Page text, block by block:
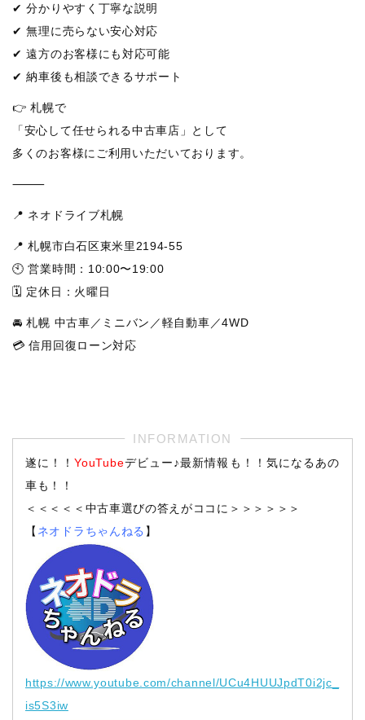
✔ 分かりやすく丁寧な説明
✔ 無理に売らない安心対応
✔ 遠方のお客様にも対応可能
✔ 納車後も相談できるサポート
👉 札幌で
「安心して任せられる中古車店」として
多くのお客様にご利用いただいております。
⸻
📍 ネオドライブ札幌
📍 札幌市白石区東米里2194-55
🕙 営業時間：10:00〜19:00
🗓 定休日：火曜日
🚘 札幌 中古車／ミニバン／軽自動車／4WD
💳 信用回復ローン対応
遂に！！YouTubeデビュー♪最新情報も！！気になるあの
車も！！
＜＜＜＜＜中古車選びの答えがココに＞＞＞＞＞＞
【 ネオドラちゃんねる 】
https://www.youtube.com/channel/UCu4HUUJpdT0i2jc_
is5S3iw